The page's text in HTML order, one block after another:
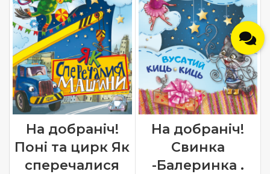
На добраніч!
Поні та цирк Як
сперечалися
На добраніч!
Свинка
-Балеринка .